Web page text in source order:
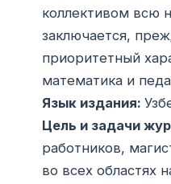
коллективом всю
заключается,
приоритетный
математика и
Язык издания:
Цель и задачи
работников,
во всех областях